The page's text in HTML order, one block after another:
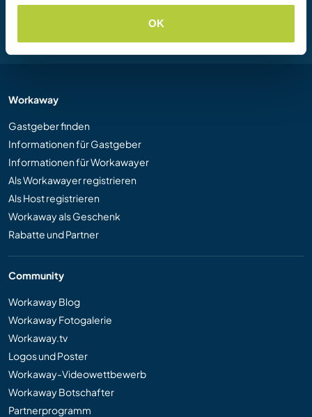
OK
Workaway
Gastgeber finden
Informationen für Gastgeber
Informationen für Workawayer
Als Workawayer registrieren
Als Host registrieren
Workaway als Geschenk
Rabatte und Partner
Community
Workaway Blog
Workaway Fotogalerie
Workaway.tv
Logos und Poster
Workaway-Videowettbewerb
Workaway Botschafter
Partnerprogramm